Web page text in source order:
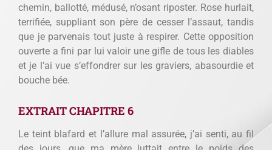
chemin, ballotté, médusé, n’osant riposter. Rose hurlait,
terrifiée, suppliant son père de cesser l’assaut, tandis
que je parvenais tout juste à respirer. Cette opposition
ouverte a fini par lui valoir une gifle de tous les diables
et je l’ai vue s’effondrer sur les graviers, abasourdie et
bouche bée.
EXTRAIT CHAPITRE 6
Le teint blafard et l’allure mal assurée, j’ai senti, au fil